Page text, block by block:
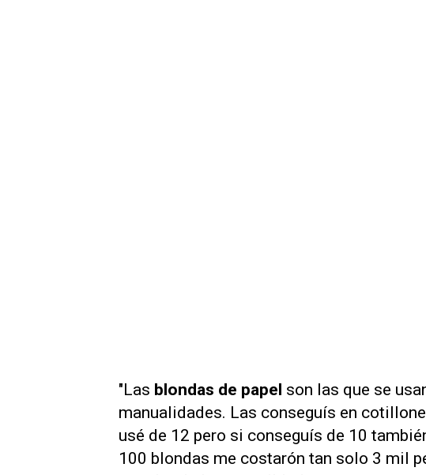
"Las blondas de papel son las que se
manualidades. Las conseguís en
usé de 12 pero si conseguís de 10
100 blondas me costarón tan solo 3 mil